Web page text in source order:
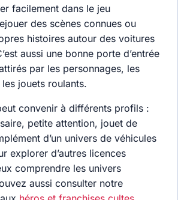
facilement dans le jeu
des scènes connues ou
histoires autour des voitures
aussi une bonne porte d’entrée
par les personnages, les
jouets roulants.
convenir à différents profils :
petite attention, jouet de
d’un univers de véhicules
explorer d’autres licences
comprendre les univers
aussi consulter notre